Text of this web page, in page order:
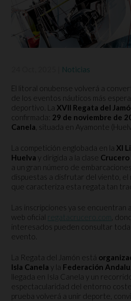
Noticias
El litoral onubense volverá a
de los eventos náuticos más
deportivo. La XVII Regata del
confirmada: 29 de noviembre de
Canela , situada en Ayamonte
La competición englobada en la XI
Huelva y dirigida a la clase Crucero
a un gran número de
dispuestas a disfrutar del viento, el
que caracteriza esta regata tan
Las inscripciones ya se encuentran
web oficial regatacrucero.com ,
interesados pueden consultar
evento.
La Regata del Jamón está
Isla Canela y la Federación
llegada en Isla Canela y un
espectacularidad del entorno
prueba volverá a unir deporte,